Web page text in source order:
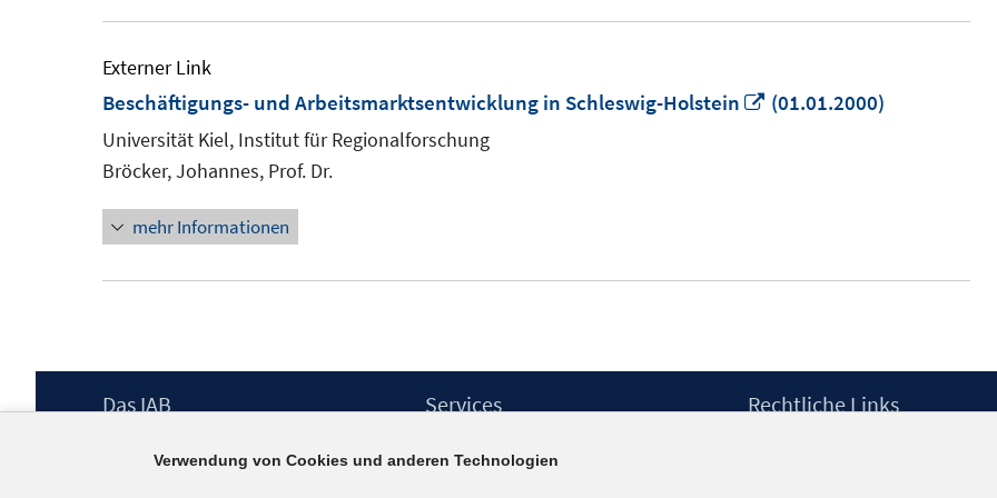
Externer Link
Beschäftigungs- und Arbeitsmarktsentwicklung in Schleswig-Holstein
In
(01.01.2000)
Universität Kiel, Institut für Regionalforschung
Bröcker, Johannes, Prof. Dr.
mehr Informationen
Footer
Das IAB
Berufsforschung (IAB) – unser Leitbild
Services
IAB-Newsletter
Rechtliche Links
Verwendung von Cookies und anderen Technologien